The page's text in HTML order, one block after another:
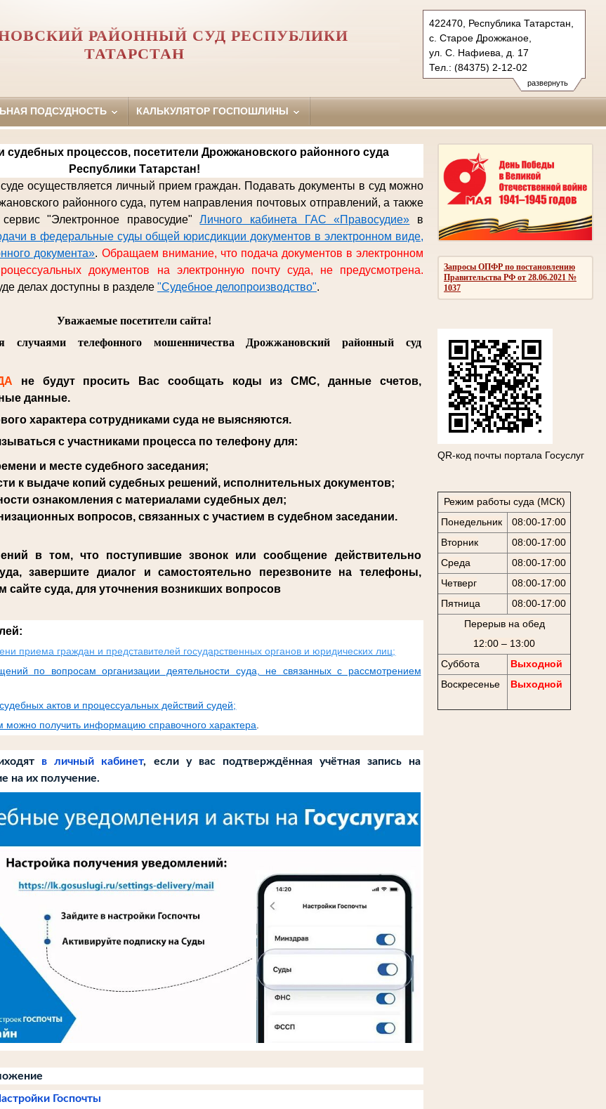
развернуть
422470, Республика Татарстан,
с. Старое Дрожжаное,
ул. С. Нафиева, д. 17
Тел.: (84375) 2-12-02
drozhanovsky.tat@sudrf.ru
РАЙОННЫЙ СУД РЕСПУБЛИКИ
ТАТАРСТАН
ПОДСУДНОСТЬ КАЛЬКУЛЯТОР ГОСПОШЛИНЫ
Запросы ОПФР по постановлению
Правительства РФ от 28.06.2021 №
1037
QR-код почты портала Госуслуг
Режим работы суда (МСК)
Понедельник
08:00-17:00
Вторник
08:00-17:00
Среда
08:00-17:00
Четверг
08:00-17:00
Пятница
08:00-17:00
Перерыв на обед
12:00 – 13:00
Суббота
Выходной
Воскресенье
Выходной
судебных процессов, посетители Дрожжановского районного суда
Республики Татарстан!
осуществляется личный прием граждан. Подавать документы в суд можно
районногосуда, путем направления почтовых отправлений,а также
сервис "Электронное правосудие"Личного кабинета ГАС «Правосудие» в
в федеральные суды общей юрисдикции документов в электронном виде,
документа». Обращаем внимание, что подача документов в электронном
документов на электронную почту суда, не предусмотрена.
делах доступны в разделе "Судебное делопроизводство".
Уважаемые посетители сайта!
телефонного мошенничества Дрожжановский районный суд
не будут просить Вас сообщать коды из СМС, данные счетов,
данные.
характера сотрудниками суда не выясняются.
с участниками процесса по телефону для:
и месте судебного заседания;
к выдаче копий судебных решений, исполнительных документов;
ознакомления с материалами судебных дел;
вопросов, связанных с участием в судебном заседании.
в том, что поступившие звонок или сообщение действительно
завершите диалог и самостоятельно перезвоните на телефоны,
суда, для уточнения возникших вопросов
приема граждан и представителей государственных органов и юридических лиц;
по вопросам организации деятельности суда, не связанных с рассмотрением
актов и процессуальных действий судей;
получить информацию справочного характера.
в личный кабинет, если у вас подтверждённая учётная запись на
на их получение.
Госпочты